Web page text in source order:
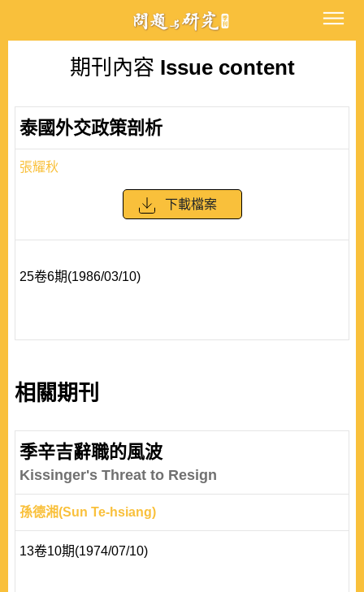
期刊內容 Issue content
泰國外交政策剖析
張耀秋
下載檔案
25卷6期(1986/03/10)
相關期刊
季辛吉辭職的風波
Kissinger's Threat to Resign
孫德湘(Sun Te-hsiang)
13卷10期(1974/07/10)